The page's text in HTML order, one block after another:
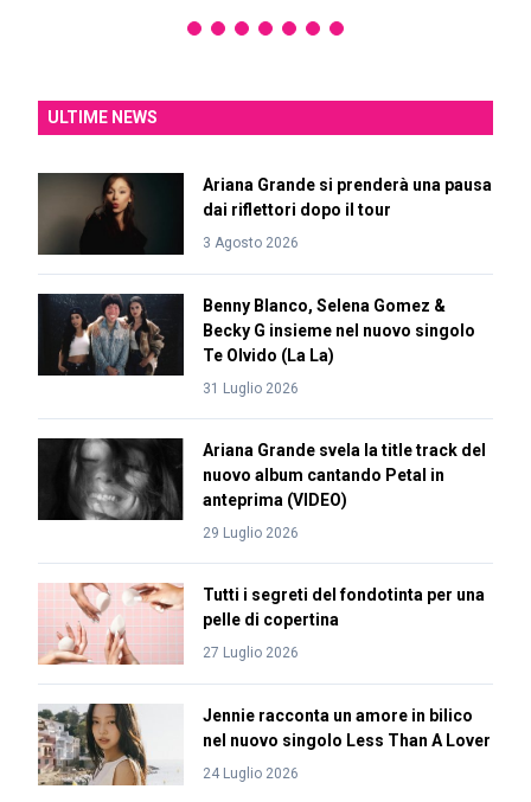
ULTIME NEWS
Ariana Grande si prenderà una pausa
dai riflettori dopo il tour
3 Agosto 2026
Benny Blanco, Selena Gomez &
Becky G insieme nel nuovo singolo
Te Olvido (La La)
31 Luglio 2026
Ariana Grande svela la title track del
nuovo album cantando Petal in
anteprima (VIDEO)
29 Luglio 2026
Tutti i segreti del fondotinta per una
pelle di copertina
27 Luglio 2026
Jennie racconta un amore in bilico
nel nuovo singolo Less Than A Lover
24 Luglio 2026